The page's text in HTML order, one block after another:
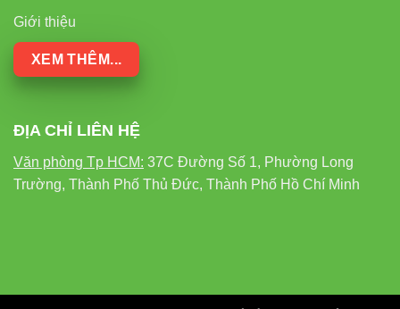
Giới thiệu
XEM THÊM...
ĐỊA CHỈ LIÊN HỆ
Văn phòng Tp HCM: 37C Đường Số 1, Phường Long
Trường, Thành Phố Thủ Đức, Thành Phố Hồ Chí Minh